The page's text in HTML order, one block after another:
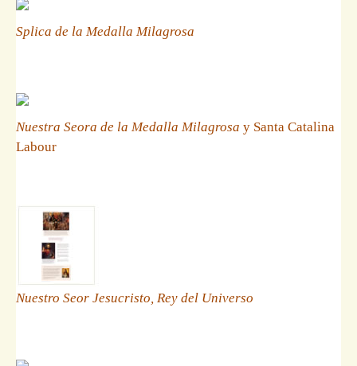
Splica de la Medalla Milagrosa
Nuestra Seora de la Medalla Milagrosa y Santa Catalina
Labour
Nuestro Seor Jesucristo, Rey del Universo